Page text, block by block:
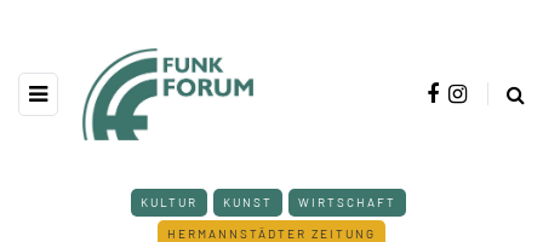
KULTUR KUNST WIRTSCHAFT
HERMANNSTÄDTER ZEITUNG